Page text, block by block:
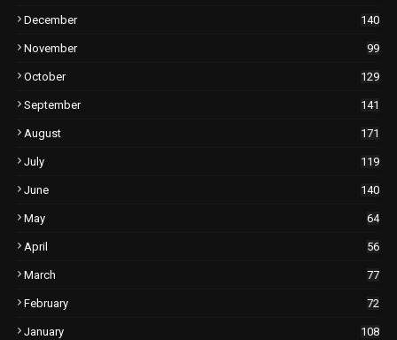
December 140
November 99
October 129
September 141
August 171
July 119
June 140
May 64
April 56
March 77
February 72
January 108